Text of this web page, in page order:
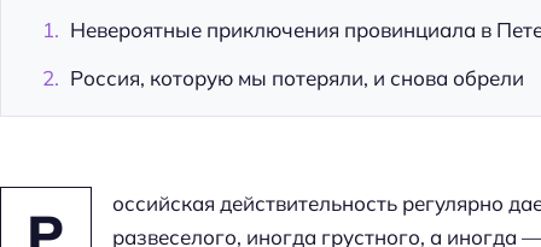
оссийская действительность регулярно
развеселого, иногда грустного, а
Невероятные приключения провинциала в
Россия, которую мы потеряли, и снова обрели